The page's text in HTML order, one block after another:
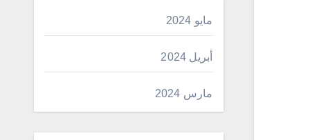
مايو 2024
أبريل 2024
مارس 2024